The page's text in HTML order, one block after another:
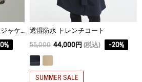
撥水 ソフトシェル ショートジャケット
%
透湿防水 トレンチコート
55,000 44,000円 (税込) -20%
SUMMER SALE